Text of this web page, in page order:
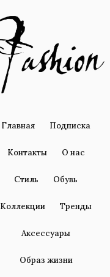
Главная Подписка
Контакты О нас
Стиль Обувь
Коллекции Тренды
Аксессуары
Образ жизни